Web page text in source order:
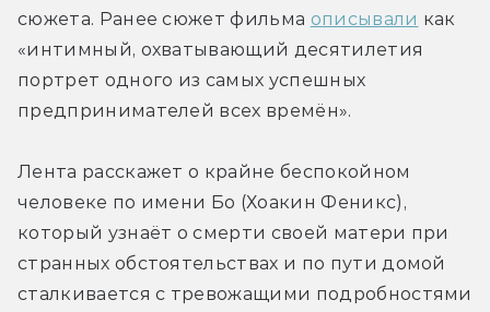
сюжета. Ранее сюжет фильма описывали как
«интимный, охватывающий десятилетия
портрет одного из самых успешных
предпринимателей всех времён».
Лента расскажет о крайне беспокойном
человеке по имени Бо (Хоакин Феникс),
который узнаёт о смерти своей матери при
странных обстоятельствах и по пути домой
сталкивается с тревожащими подробностями